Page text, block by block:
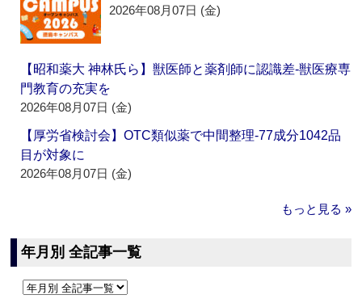
2026年08月07日 (金)
【昭和薬大 神林氏ら】獣医師と薬剤師に認識差‐獣医療専
門教育の充実を
2026年08月07日 (金)
【厚労省検討会】OTC類似薬で中間整理‐77成分1042品
目が対象に
2026年08月07日 (金)
もっと見る »
年月別 全記事一覧